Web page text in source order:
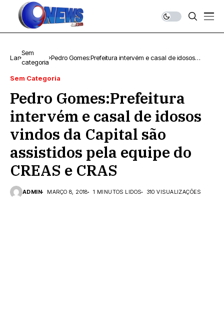
Lar
Sem
categoria
Pedro Gomes:Prefeitura intervém e casal de idosos
CRAS
Sem Categoria
Pedro Gomes:Prefeitura
intervém e casal de idosos
vindos da Capital são
assistidos pela equipe do
CREAS e CRAS
ADMIN MARÇO 8, 2018 1 MINUTOS LIDOS 310 VISUALIZAÇÕES